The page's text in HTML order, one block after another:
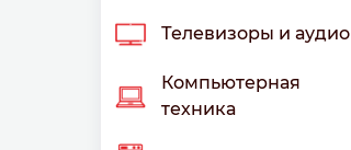
Телевизоры и аудио
Компьютерная
техника